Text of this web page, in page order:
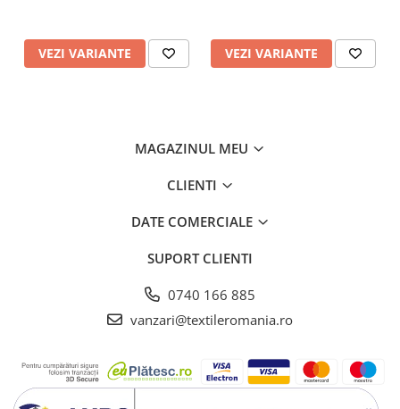
VEZI VARIANTE VEZI VARIANTE
MAGAZINUL MEU
CLIENTI
DATE COMERCIALE
SUPORT CLIENTI
0740 166 885
vanzari@textileromania.ro